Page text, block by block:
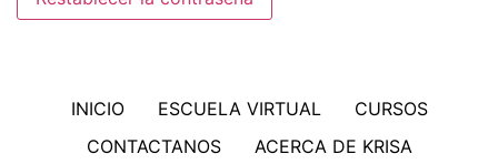
INICIO ESCUELA VIRTUAL
CURSOS
CONTACTANOS
ACERCA DE KRISA